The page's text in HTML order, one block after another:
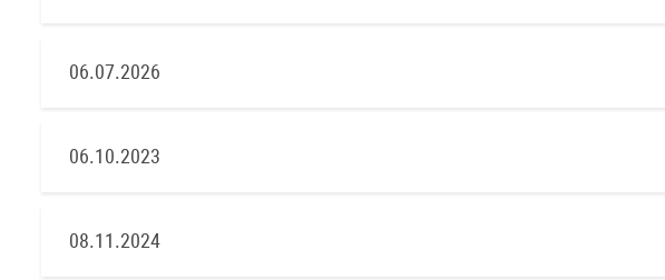
06.07.2026
06.10.2023
08.11.2024